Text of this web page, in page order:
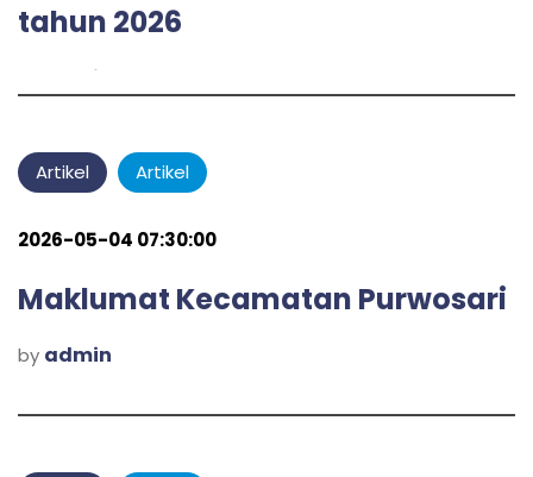
tahun 2026
admin
Artikel Artikel
2026-05-04 07:30:00
Maklumat Kecamatan Purwosari
by admin